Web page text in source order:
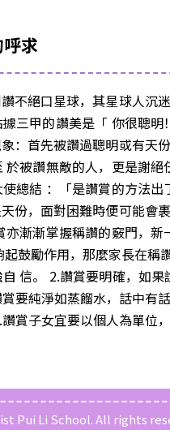
求
不絕口星球，其星球人沉
三甲的讚美是「 你很聰
：首先被讚過聰明或有天
於被讚無敵的人，更是謝
總結 ：「是讚賞的方法
份，面對困難時便可能會
亦漸漸掌握稱讚的竅門，
鼓勵作用，那麼家長在
信。 2.讚賞要明確，如
要純淨如蒸餾水，話中有
賞子女宜要以個人為單位
Pui Li School. All rights